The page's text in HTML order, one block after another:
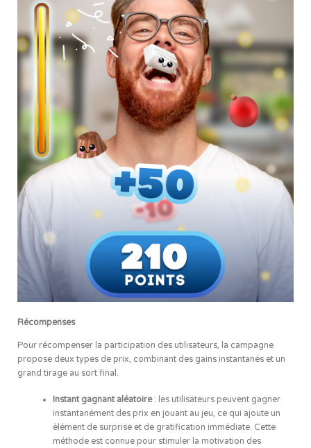
Récompenses
Pour récompenser la participation des utilisateurs, la campagne
propose deux types de prix, combinant des gains instantanés et un
grand tirage au sort final.
Instant gagnant aléatoire: les utilisateurs peuvent gagner
instantanément des prix en jouant au jeu, ce qui ajoute un
élément de surprise et de gratification immédiate. Cette
méthode est connue pour stimuler la motivation des